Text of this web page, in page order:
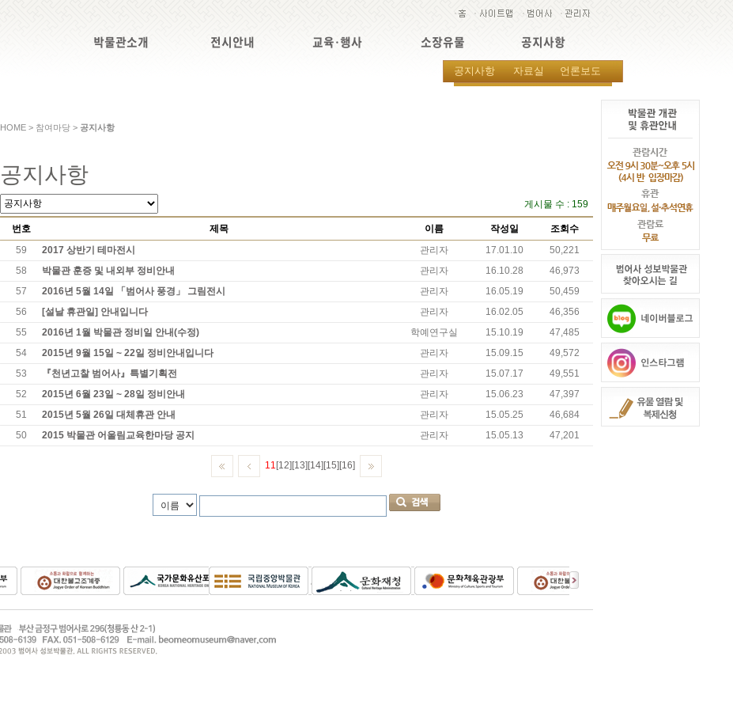
박물관소개 전시안내 교육·행사 소장유물 공지사항
공지사항 자료실 언론보도
HOME > 참여마당 > 공지사항
공지사항
게시물 수 : 159
번호 제목 이름 작성일
조회수
59
2017 상반기 테마전시 관리자 17.01.10
50,221
58
박물관 훈증 및 내외부 정비안내 관리자 16.10.28
46,973
57
2016년 5월 14일 「범어사 풍경」 그림전시 관리자 16.05.19
50,459
56
[설날 휴관일] 안내입니다 관리자 16.02.05
46,356
55
2016년 1월 박물관 정비일 안내(수정) 학예연구실 15.10.19
47,485
54
2015년 9월 15일 ~ 22일 정비안내입니다 관리자 15.09.15
49,572
53
『천년고찰 범어사』특별기획전 관리자 15.07.17
49,551
52
2015년 6월 23일 ~ 28일 정비안내 관리자 15.06.23
47,397
51
2015년 5월 26일 대체휴관 안내 관리자 15.05.25
46,684
50
2015 박물관 어울림교육한마당 공지 관리자 15.05.13 47,201
11 [12] [13] [14] [15] [16]